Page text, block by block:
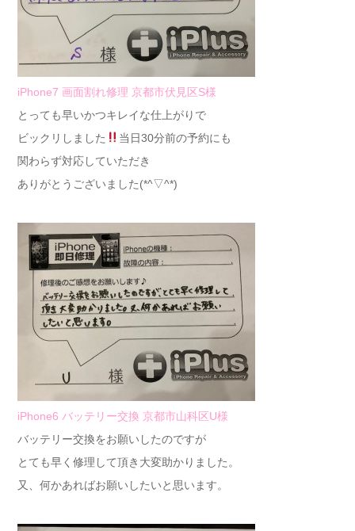
iPhone7 画面割れ修理 京都市伏見区S様
とっても早いかつキレイな仕上がりで
ビックリしました
当日30分前の予約にも
関わらず対応していただき
ありがとうございました(*^▽^*)
iPhone6 バッテリー交換 京都市山科区U様
バッテリー交換をお願いしたのですが
とても早く修理して頂き大変助かりました。
又、何かあればお願いしたいと思います。